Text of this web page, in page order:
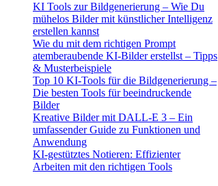
KI Tools zur Bildgenerierung – Wie Du
mühelos Bilder mit künstlicher Intelligenz
erstellen kannst
Wie du mit dem richtigen Prompt
atemberaubende KI-Bilder erstellst – Tipps
& Musterbeispiele
Top 10 KI-Tools für die Bildgenerierung –
Die besten Tools für beeindruckende
Bilder
Kreative Bilder mit DALL-E 3 – Ein
umfassender Guide zu Funktionen und
Anwendung
KI-gestütztes Notieren: Effizienter
Arbeiten mit den richtigen Tools